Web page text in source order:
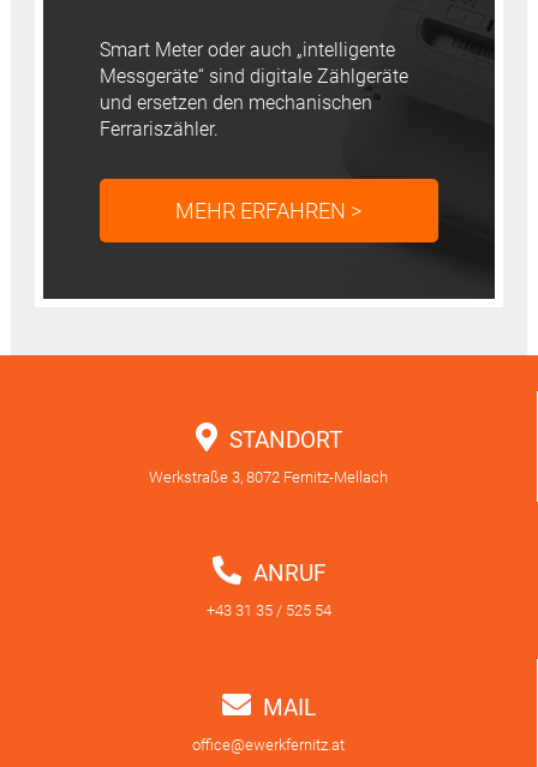
Smart Meter oder auch „intelligente
Messgeräte“ sind digitale Zählgeräte
und ersetzen den mechanischen
Ferrariszähler.
MEHR ERFAHREN >
STANDORT
Werkstraße 3, 8072 Fernitz-Mellach
ANRUF
+43 31 35 / 525 54
MAIL
office@ewerkfernitz.at